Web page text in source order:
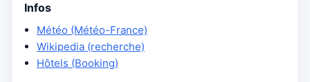
Infos
Météo (Météo-France)
Wikipedia (recherche)
Hôtels (Booking)